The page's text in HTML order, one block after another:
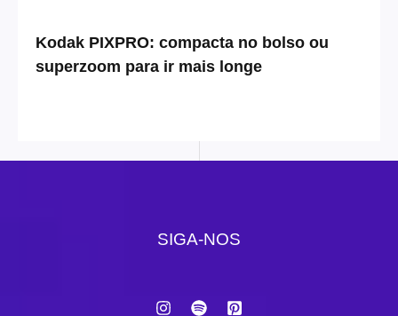
Kodak PIXPRO: compacta no bolso ou
superzoom para ir mais longe
SIGA-NOS